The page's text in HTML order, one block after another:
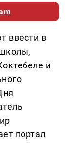
ввести в
и
портал